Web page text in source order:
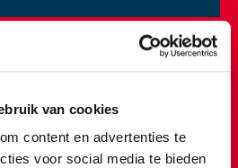
van cookies
content en advertenties te
voor social media te bieden
van een groef ten
doken in de gaten, dan kunt
zeer vlak plaatsen.